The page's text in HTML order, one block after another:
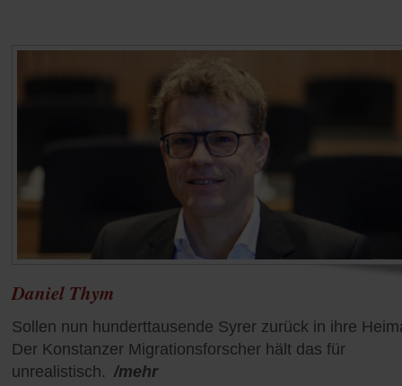
Daniel Thym
Sollen nun hunderttausende Syrer zurück in ihre
Der Konstanzer Migrationsforscher hält das für
unrealistisch. /mehr